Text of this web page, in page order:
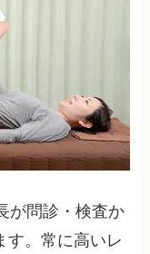
が問診・検査か
す。常に高いレ